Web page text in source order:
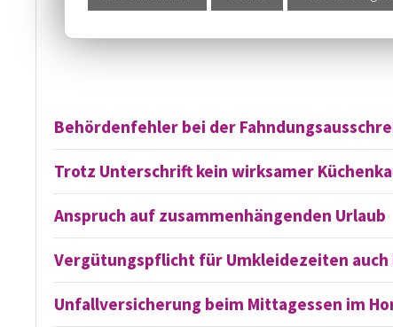
Behördenfehler bei der
Trotz Unterschrift kein wirksamer
Anspruch auf zusammenhängenden Urlaub
Vergütungspflicht für Umkleidezeiten auch
Unfallversicherung beim Mittagessen im